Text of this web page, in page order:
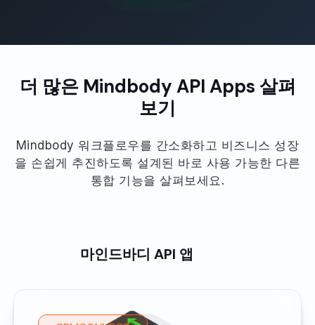
더 많은 Mindbody API Apps 살펴
보기
Mindbody 워크플로우를 간소화하고 비즈니스 성장
을 손쉽게 추진하도록 설계된 바로 사용 가능한 다른
통합 기능을 살펴보세요.
마인드바디 API 앱